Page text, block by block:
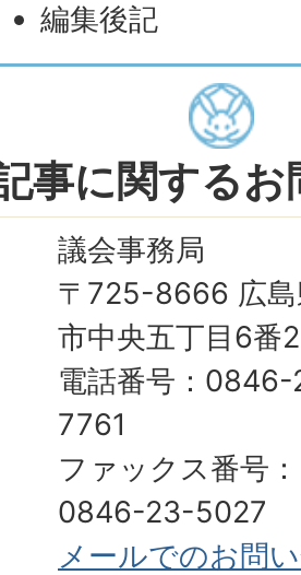
編集後記
事に関する
議会事務局
〒725-8666 広島
市中央五丁目6番
電話番号：
7761
ファックス番号：
0846-23-5027
メールでのお問